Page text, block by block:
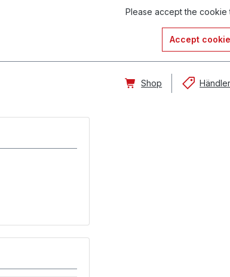
Please accept the cookie
Accept cookie
Shop Händler